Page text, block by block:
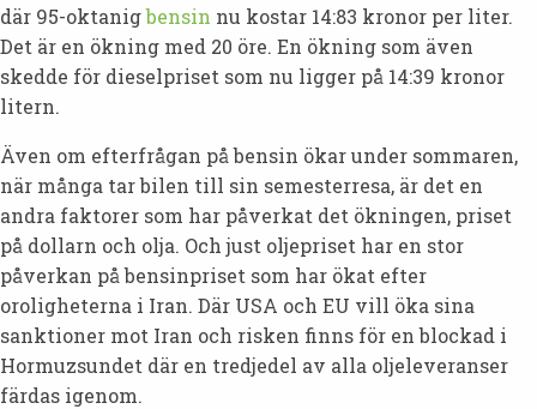
där 95-oktanigbensin nu kostar 14:83 kronor per liter.
Det är en ökning med 20 öre. En ökning som även
skedde för dieselpriset som nu ligger på 14:39 kronor
litern.
Även om efterfrågan på bensin ökar under sommaren,
när många tar bilen till sin semesterresa, är det en
andra faktorer som har påverkat det ökningen, priset
på dollarn och olja. Och just oljepriset har en stor
påverkan på bensinpriset som har ökat efter
oroligheterna i Iran. Där USA och EU vill öka sina
sanktioner mot Iran och risken finns för en blockad i
Hormuzsundet där en tredjedel av alla oljeleveranser
färdas igenom.